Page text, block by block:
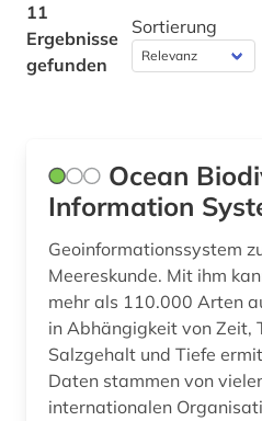
Wissenschaftskunde, Forschung, Hochschul-,
Museumswesen (0)
wörterbuch (1)
11
Ergebnisse
gefunden
Sortierung
Ocean
Information
Geoinformationssystem
Meereskunde. Mit ihm
mehr als 110.000 Arten
in Abhängigkeit von Zeit,
Salzgehalt und Tiefe
Daten stammen von
internationalen